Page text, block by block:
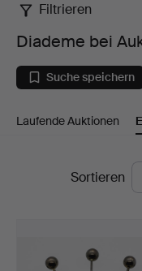
Diademe
bei
STO
Bohuslän
Filtrieren
Diademe bei
Suche speichern
Laufende Auktionen
EndpreiseSortieren